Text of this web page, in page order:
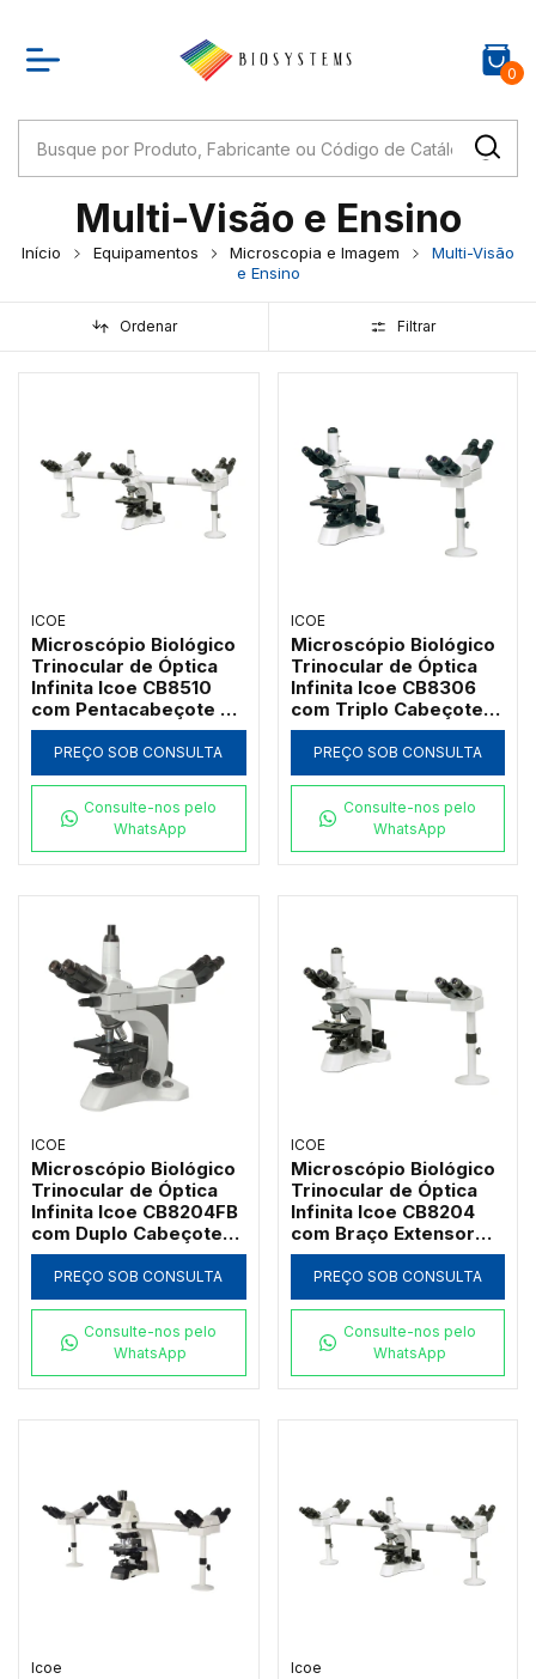
0
Multi-Visão e Ensino
Início Equipamentos Microscopia e Imagem
Multi-Visão
e Ensino
Ordenar Filtrar
ICOE
Microscópio Biológico
Trinocular de Óptica
Infinita Icoe CB8510
com Pentacabeçote de
Co-Observação
Multivisão e Ponteiro
LED Verde
PREÇO SOB CONSULTA
Consulte-nos pelo
WhatsApp
ICOE
Microscópio Biológico
Trinocular de Óptica
Infinita Icoe CB8306
com Triplo Cabeçote
de Co-Observação
Multivisão e Ponteiro
LED Verde
PREÇO SOB CONSULTA
Consulte-nos pelo
WhatsApp
ICOE
Microscópio Biológico
Trinocular de Óptica
Infinita Icoe CB8204FB
com Duplo Cabeçote
de Co-Observação
Paralela e Ponteiro LED
Verde
PREÇO SOB CONSULTA
Consulte-nos pelo
WhatsApp
ICOE
Microscópio Biológico
Trinocular de Óptica
Infinita Icoe CB8204
com Braço Extensor
Lateral, Duplo
Cabeçote e Ponteiro
LED Verde
PREÇO SOB CONSULTA
Consulte-nos pelo
WhatsApp
Icoe Icoe